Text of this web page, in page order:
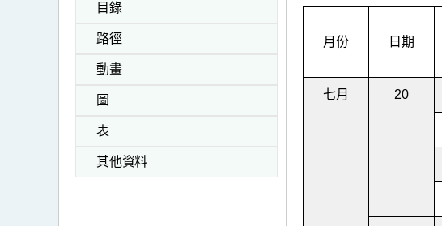
目錄
路徑
動畫
圖
表
其他資料
月份 日期
七月 20